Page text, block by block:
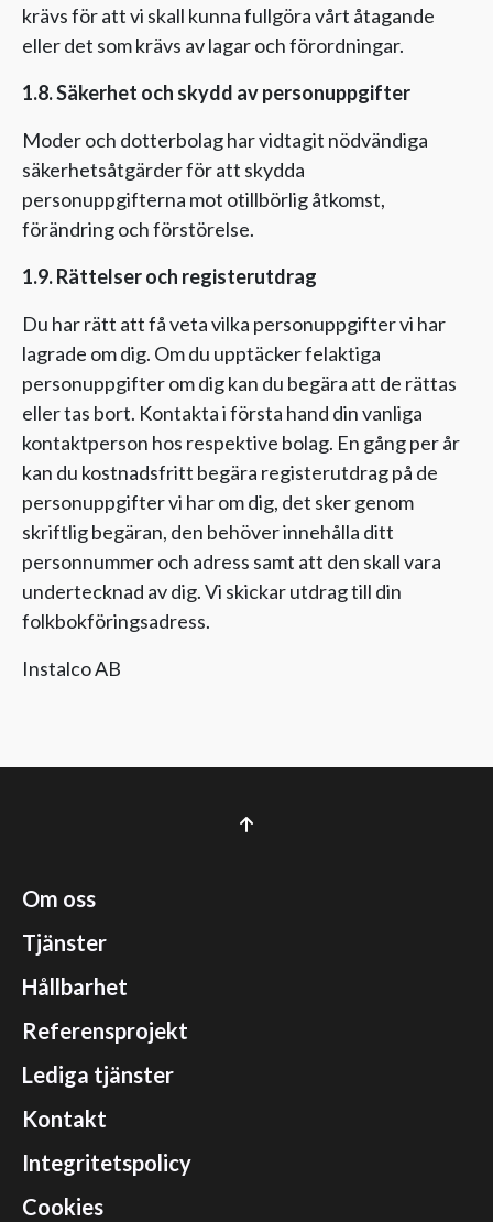
krävs för att vi skall kunna fullgöra vårt åtagande
eller det som krävs av lagar och förordningar.
1.8. Säkerhet och skydd av personuppgifter
Moder och dotterbolag har vidtagit nödvändiga
säkerhetsåtgärder för att skydda
personuppgifterna mot otillbörlig åtkomst,
förändring och förstörelse.
1.9. Rättelser och registerutdrag
Du har rätt att få veta vilka personuppgifter vi har
lagrade om dig. Om du upptäcker felaktiga
personuppgifter om dig kan du begära att de rättas
eller tas bort. Kontakta i första hand din vanliga
kontaktperson hos respektive bolag. En gång per år
kan du kostnadsfritt begära registerutdrag på de
personuppgifter vi har om dig, det sker genom
skriftlig begäran, den behöver innehålla ditt
personnummer och adress samt att den skall vara
undertecknad av dig. Vi skickar utdrag till din
folkbokföringsadress.
Instalco AB
Om oss
Tjänster
Hållbarhet
Referensprojekt
Lediga tjänster
Kontakt
Integritetspolicy
Cookies